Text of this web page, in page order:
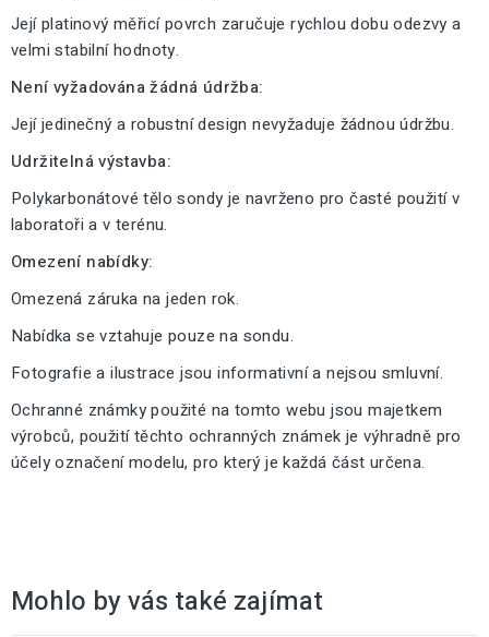
Její platinový měřicí povrch zaručuje rychlou dobu odezvy a
velmi stabilní hodnoty.
Není vyžadována žádná údržba:
Její jedinečný a robustní design nevyžaduje žádnou údržbu.
Udržitelná výstavba:
Polykarbonátové tělo sondy je navrženo pro časté použití v
laboratoři a v terénu.
Omezení nabídky:
Omezená záruka na jeden rok.
Nabídka se vztahuje pouze na sondu.
Fotografie a ilustrace jsou informativní a nejsou smluvní.
Ochranné známky použité na tomto webu jsou majetkem
výrobců, použití těchto ochranných známek je výhradně pro
účely označení modelu, pro který je každá část určena.
Mohlo by vás také zajímat